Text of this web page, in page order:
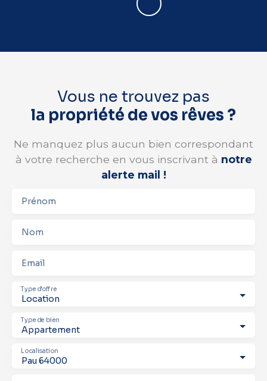
Vous ne trouvez pas
la propriété de vos rêves ?
Ne manquez plus aucun bien correspondant
à votre recherche en vous inscrivant à notre
alerte mail !
Prénom
Nom
Email
Location
Type d'offre
Appartement
Type de bien
Pau 64000
Localisation